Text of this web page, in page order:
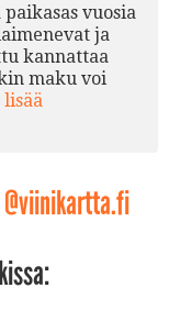
vuosia
ja
kannattaa
maku voi
@viinikartta.fi